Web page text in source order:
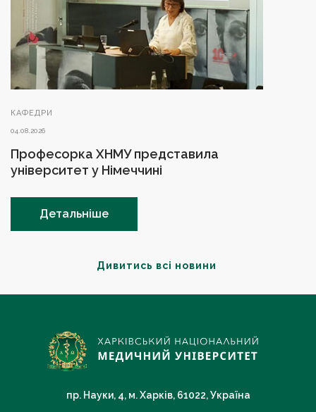
Дивитись всі новини
КАФЕДРИ
04.08.2026
Професорка ХНМУ представила
університет у Німеччині
Детальніше
пр. Науки, 4, м. Харків, 61022, Україна